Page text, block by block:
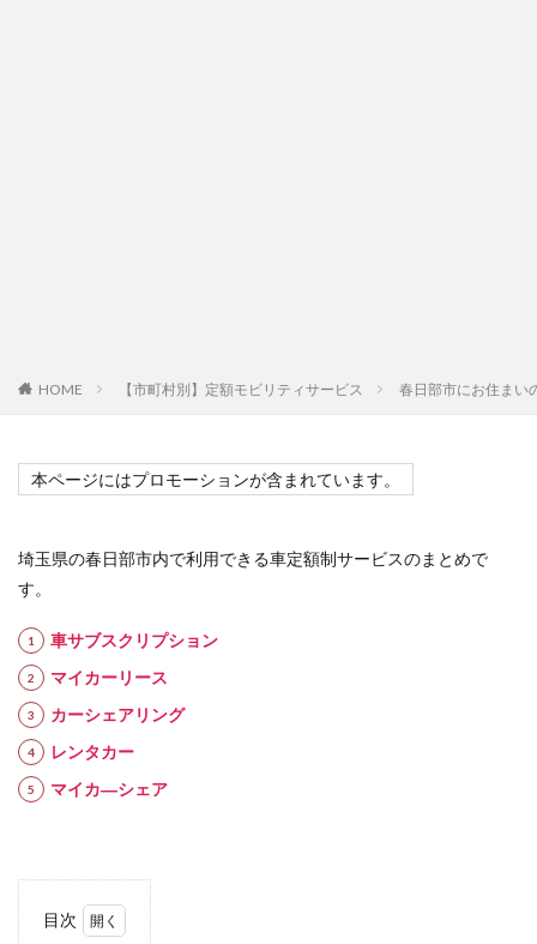
HOME 【市町村別】定額モビリティサービス 春日部市にお住まい
本ページにはプロモーションが含まれています。
埼玉県の春日部市内で利用できる車定額制サービスのまとめで
す。
車サブスクリプション
マイカーリース
カーシェアリング
レンタカー
マイカ―シェア
目次